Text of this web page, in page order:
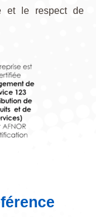
et le respect de